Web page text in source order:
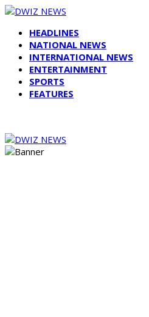
HEADLINES
NATIONAL NEWS
INTERNATIONAL NEWS
ENTERTAINMENT
SPORTS
FEATURES